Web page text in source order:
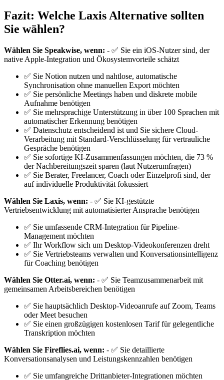
Fazit: Welche Laxis Alternative sollten
Sie wählen?
Wählen Sie Speakwise, wenn: - ✅ Sie ein iOS-Nutzer sind, der
native Apple-Integration und Ökosystemvorteile schätzt
✅ Sie Notion nutzen und nahtlose, automatische
Synchronisation ohne manuellen Export möchten
✅ Sie persönliche Meetings haben und diskrete mobile
Aufnahme benötigen
✅ Sie mehrsprachige Unterstützung in über 100 Sprachen mit
automatischer Erkennung benötigen
✅ Datenschutz entscheidend ist und Sie sichere Cloud-
Verarbeitung mit Standard-Verschlüsselung für vertrauliche
Gespräche benötigen
✅ Sie sofortige KI-Zusammenfassungen möchten, die 73 %
der Nachbereitungszeit sparen (laut Nutzerumfragen)
✅ Sie Berater, Freelancer, Coach oder Einzelprofi sind, der
auf individuelle Produktivität fokussiert
Wählen Sie Laxis, wenn: - ✅ Sie KI-gestützte
Vertriebsentwicklung mit automatisierter Ansprache benötigen
✅ Sie umfassende CRM-Integration für Pipeline-
Management möchten
✅ Ihr Workflow sich um Desktop-Videokonferenzen dreht
✅ Sie Vertriebsteams verwalten und Konversationsintelligenz
für Coaching benötigen
Wählen Sie Otter.ai, wenn: - ✅ Sie Teamzusammenarbeit mit
gemeinsamen Arbeitsbereichen benötigen
✅ Sie hauptsächlich Desktop-Videoanrufe auf Zoom, Teams
oder Meet besuchen
✅ Sie einen großzügigen kostenlosen Tarif für gelegentliche
Transkription möchten
Wählen Sie Fireflies.ai, wenn: - ✅ Sie detaillierte
Konversationsanalysen und Leistungskennzahlen benötigen
✅ Sie umfangreiche Drittanbieter-Integrationen möchten